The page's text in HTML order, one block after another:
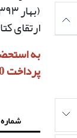
(بهار
ارتقای
پرداخت 10.000.000 ریال هزینه داوری، آماده‌سازی و انتشار خواهد بود